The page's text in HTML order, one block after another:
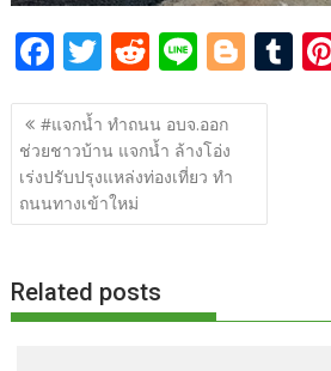
F
ac
e
b
o
o
k
T
w
itt
er
R
e
d
di
Li
n
e
Bl
o
T
แนะแนว
เรื่อง
#แจกน้ำ ทำถนน อบจ.ออก
ช่วยชาวบ้าน แจกน้ำ ล้างโอ่ง
เร่งปรับปรุงแหล่งท่องเที่ยว ทำ
ถนนทางเข้าใหม่
Related posts